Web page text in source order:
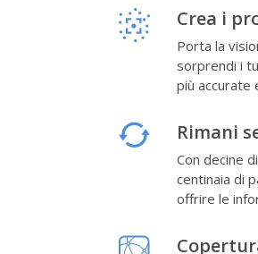
Crea i
Porta la
sorprendi i
più accurate
Rimani
Con decine
centinaia di
offrire le